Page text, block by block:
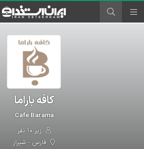
کافه باراما
Cafe Barama
زیر ۱۰ نفر
فارس - شیراز